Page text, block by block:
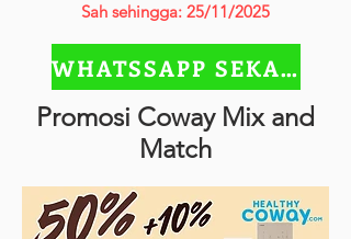
Sah sehingga: 25/11/2025
WHATSSAPP SEKARANG
Promosi Coway Mix and
Match